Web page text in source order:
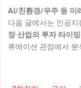
AI/친환경/우주 등 미
다음 글에서는 인공
장 산업의 투자 타이
류에이션 관점에서 분